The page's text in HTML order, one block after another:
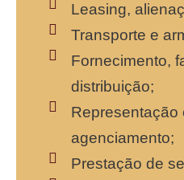
Leasing,
Transporte e
Fornecimento,
distribuição;
Representação
agenciamento;
Prestação de